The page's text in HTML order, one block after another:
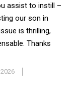
assist to instill –
our son in
is thrilling,
Thanks